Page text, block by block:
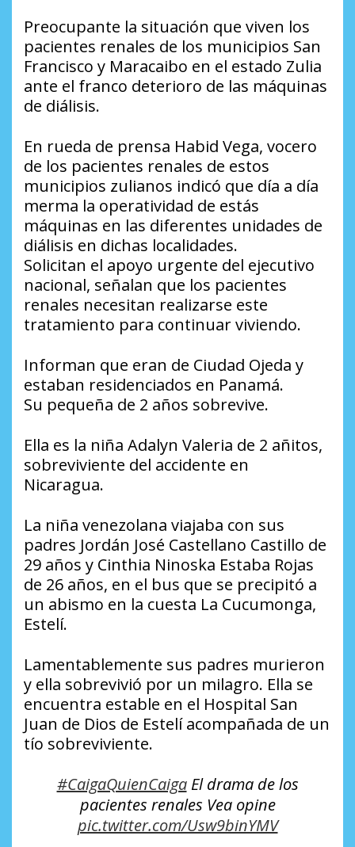
Preocupante la situación que viven los
pacientes renales de los municipios San
Francisco y Maracaibo en el estado Zulia
ante el franco deterioro de las máquinas
de diálisis.
En rueda de prensa Habid Vega, vocero
de los pacientes renales de estos
municipios zulianos indicó que día a día
merma la operatividad de estás
máquinas en las diferentes unidades de
diálisis en dichas localidades.
Solicitan el apoyo urgente del ejecutivo
nacional, señalan que los pacientes
renales necesitan realizarse este
tratamiento para continuar viviendo.
Informan que eran de Ciudad Ojeda y
estaban residenciados en Panamá.
Su pequeña de 2 años sobrevive.
Ella es la niña Adalyn Valeria de 2 añitos,
sobreviviente del accidente en
Nicaragua.
La niña venezolana viajaba con sus
padres Jordán José Castellano Castillo de
29 años y Cinthia Ninoska Estaba Rojas
de 26 años, en el bus que se precipitó a
un abismo en la cuesta La Cucumonga,
Estelí.
Lamentablemente sus padres murieron
y ella sobrevivió por un milagro. Ella se
encuentra estable en el Hospital San
Juan de Dios de Estelí acompañada de un
tío sobreviviente.
#CaigaQuienCaigaEl drama de los
pacientes renales Vea opine
pic.twitter.com/Usw9binYMV